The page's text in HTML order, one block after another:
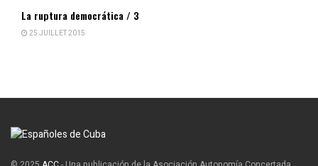
La ruptura democrática / 3
25 JUILLET 2015